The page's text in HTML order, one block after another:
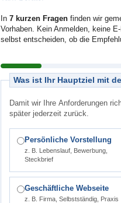
In 7 kurzen Fragen finden wir
Vorhaben. Kein Anmelden, keine
selbst entscheiden, ob die
Schritt 1 von 7
Was ist Ihr Hauptziel mit
Damit wir Ihre Anforderungen
später jederzeit zurück.
Persönliche Vorstellung
z. B. Lebenslauf, Bewerbung,
Steckbrief
Geschäftliche Webseite
z. B. Firma, Selbstständig, Praxis